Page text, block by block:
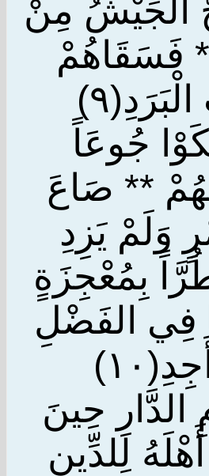
الْجَيْشُ مِنْ
فَسَقَاهُمْ
جُوعَاً
** صَاعَ
وَلَمْ يَزِدِ
بِمُعْجِزَةٍ
فِي الفَضْلِ
الدَّارِ حِينَ
لِلدِّينِ